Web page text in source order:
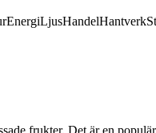
EnergiLjusHandelHantverk
frukter. Det är en